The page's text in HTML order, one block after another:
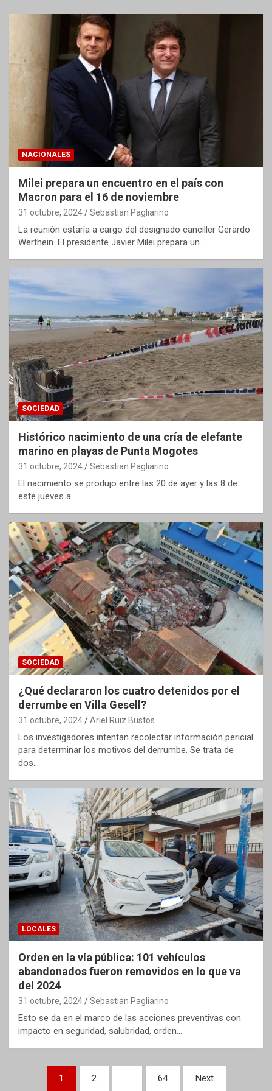
NACIONALES
Milei prepara un encuentro en el país con
Macron para el 16 de noviembre
31 octubre, 2024 Sebastian Pagliarino
La reunión estaría a cargo del designado canciller Gerardo
Werthein. El presidente Javier Milei prepara un…
SOCIEDAD
Histórico nacimiento de una cría de elefante
marino en playas de Punta Mogotes
31 octubre, 2024 Sebastian Pagliarino
El nacimiento se produjo entre las 20 de ayer y las 8 de
este jueves a…
SOCIEDAD
¿Qué declararon los cuatro detenidos por el
derrumbe en Villa Gesell?
31 octubre, 2024 Ariel Ruiz Bustos
Los investigadores intentan recolectar información pericial
para determinar los motivos del derrumbe. Se trata de
dos…
LOCALES
Orden en la vía pública: 101 vehículos
abandonados fueron removidos en lo que va
del 2024
31 octubre, 2024 Sebastian Pagliarino
Esto se da en el marco de las acciones preventivas con
impacto en seguridad, salubridad, orden…
Paginación
1 2 64 Next